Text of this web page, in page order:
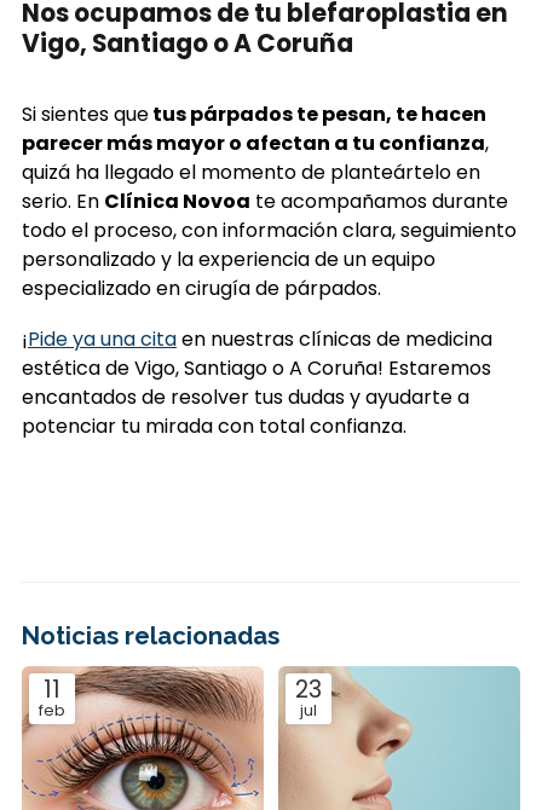
Nos ocupamos de tu blefaroplastia en
Vigo, Santiago o A Coruña
Si sientes quetus párpados te pesan, te hacen
parecer más mayor o afectan a tu confianza,
quizá ha llegado el momento de planteártelo en
serio. En Clínica Novoa te acompañamos durante
todo el proceso, con información clara, seguimiento
personalizado y la experiencia de un equipo
especializado en cirugía de párpados.
¡Pide ya una citaen nuestras clínicas de medicina
estética de Vigo, Santiago o A Coruña! Estaremos
encantados de resolver tus dudas y ayudarte a
potenciar tu mirada con total confianza.
Noticias relacionadas
11
feb
23
jul